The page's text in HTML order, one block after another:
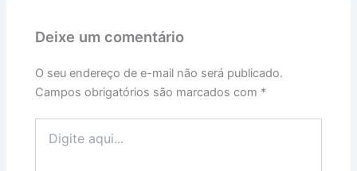
Deixe um comentário
O seu endereço de e-mail não será publicado.
Campos obrigatórios são marcados com *
aqui...